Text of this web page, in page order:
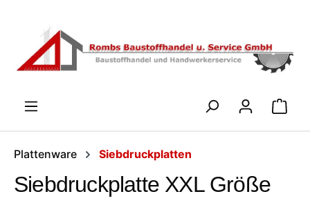
Plattenware Siebdruckplatten
Siebdruckplatte XXL Größe